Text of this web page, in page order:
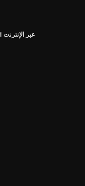
هل يمكنني إعادة تحميل walmart money card عبر الإنترنت